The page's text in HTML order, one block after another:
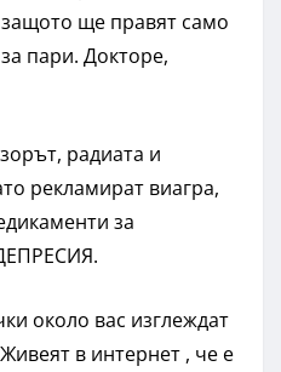
ще правят само
пари. Докторе,
радиата и
рекламират виагра,
за
около вас изглеждат
в интернет , че е